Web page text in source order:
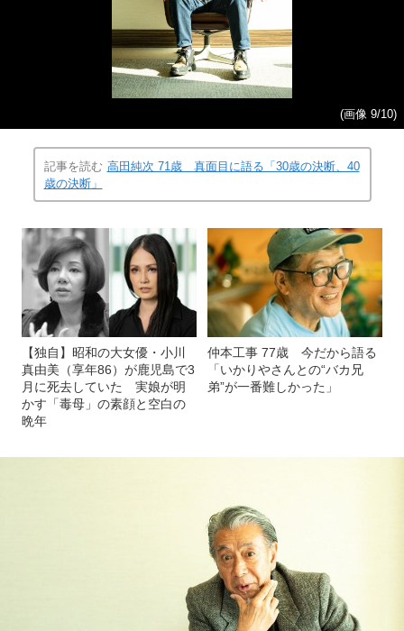
(画像 9/10)
記事を読む 高田純次 71歳 真面目に語る「30歳の決断、40
歳の決断」
【独自】昭和の大女優・小川
真由美（享年86）が鹿児島で3
月に死去していた 実娘が明
かす「毒母」の素顔と空白の
晩年
仲本工事 77歳 今だから語る
「いかりやさんとの“バカ兄
弟”が一番難しかった」